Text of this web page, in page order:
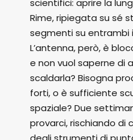
scientifici: aprire la
Rime, ripiegata su sé
segmenti su entrambi
L’antenna, però, è
e non vuol saperne di
scaldarla? Bisogna
forti, o è sufficiente
spaziale? Due
provarci, rischiando